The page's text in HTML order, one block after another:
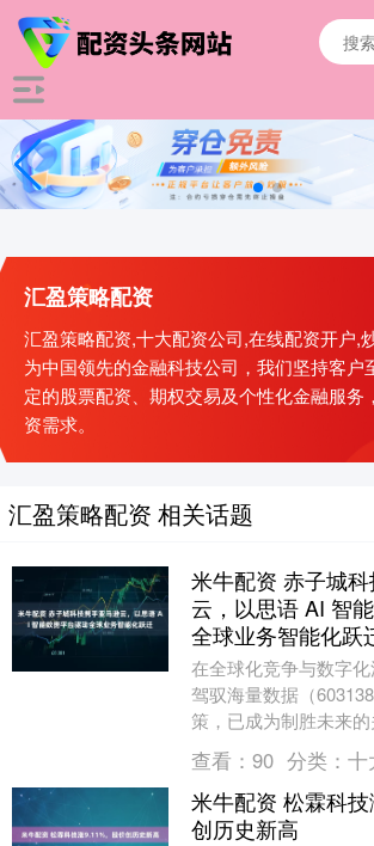
汇盈策略配资
汇盈策略配资,十大配资公司,在线配资开户,
为中国领先的金融科技公司，我们坚持客户
定的股票配资、期权交易及个性化金融服务
资需求。
汇盈策略配资 相关话题
米牛配资 赤子城
云，以思语 AI 智
全球业务智能化跃
在全球化竞争与数字
驾驭海量数据（
策，已成为制胜未来
领域，赤子城科技正
构筑差异化....
查看： 90 分类： 十
米牛配资 松霖科
创历史新高